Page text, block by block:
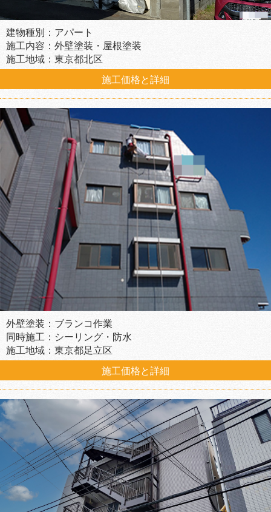
建物種別：アパート
施工内容：外壁塗装・屋根塗装
施工地域：東京都北区
施工価格と詳細
外壁塗装：ブランコ作業
同時施工：シーリング・防水
施工地域：東京都足立区
施工価格と詳細